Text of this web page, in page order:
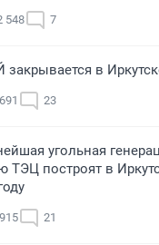
548 7
закрывается в
23
угольная
ТЭЦ построят в
21